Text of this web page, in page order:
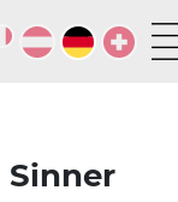
Sinner